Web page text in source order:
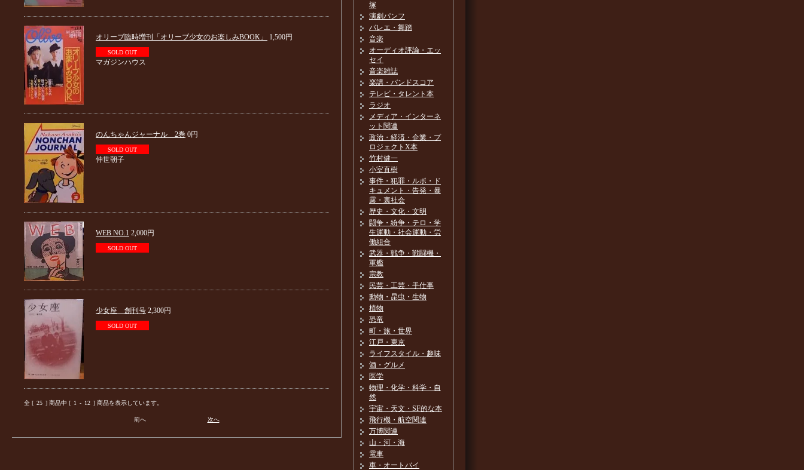
オリーブ臨時増刊「オリーブ少女のお楽しみBOOK」 1,500円
SOLD OUT
マガジンハウス
のんちゃんジャーナル 2巻 0円
SOLD OUT
仲世朝子
WEB NO.1 2,000円
SOLD OUT
少女座 創刊号 2,300円
SOLD OUT
全 [ 25 ] 商品中 [ 1 - 12 ] 商品を表示しています。
前へ 次へ
塚
演劇パンフ
バレエ・舞踏
音楽
オーディオ評論・エッ
セイ
音楽雑誌
楽譜・バンドスコア
テレビ・タレント本
ラジオ
メディア・インターネ
ット関連
政治・経済・企業・プ
ロジェクトX本
竹村健一
小室直樹
事件・犯罪・ルポ・ド
キュメント・告発・暴
露・裏社会
歴史・文化・文明
闘争・紛争・テロ・学
生運動・社会運動・労
働組合
武器・戦争・戦闘機・
軍艦
宗教
民芸・工芸・手仕事
動物・昆虫・生物
植物
恐竜
町・旅・世界
江戸・東京
ライフスタイル・趣味
酒・グルメ
医学
物理・化学・科学・自
然
宇宙・天文・SF的な本
飛行機・航空関連
万博関連
山・河・海
電車
車・オートバイ